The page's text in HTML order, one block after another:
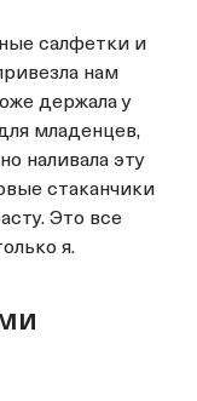
салфетки и
нам
держала у
младенцев,
наливала эту
стаканчики
Это все
я.